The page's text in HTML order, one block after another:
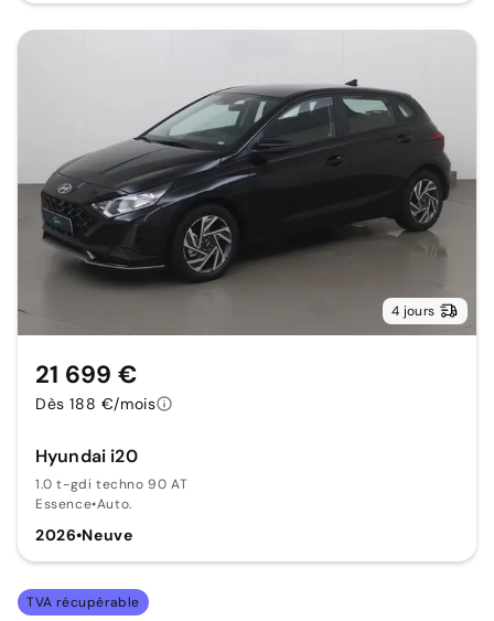
4 jours
Hyundai i20
1.0 t-gdi techno 90 AT
Essence•Auto.
2026•Neuve
21 699 €
Dès 188 €/mois
TVA récupérable